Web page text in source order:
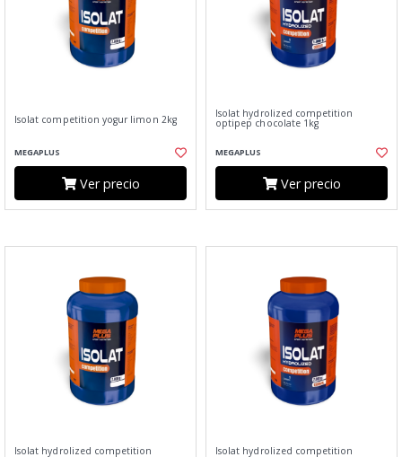
Isolat competition yogur limon 2kg
MEGAPLUS
Ver precio
Isolat hydrolized competition
optipep chocolate 1kg
MEGAPLUS
Ver precio
Isolat hydrolized competition Isolat hydrolized competition